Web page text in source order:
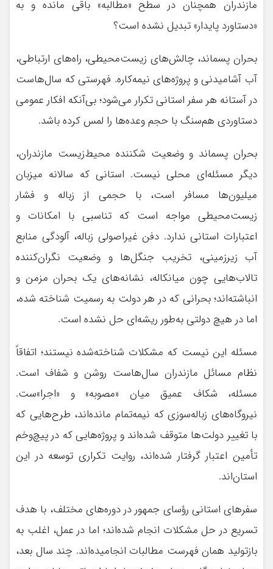
مازندران همچنان در سطح «مطالبه» باقی مانده و به
«دستاورد پایدار» تبدیل نشده است؟
بحران پسماند، چالش‌های زیست‌محیطی، راه‌های ارتباطی،
آب آشامیدنی و پروژه‌های نیمه‌کاره. فهرستی که سال‌هاست
در آستانه هر سفر استانی تکرار می‌شود؛ بی‌آنکه افکار عمومی
دستاوردی هم‌سنگ با حجم وعده‌ها را لمس کرده باشد.
بحران پسماند و وضعیت شکننده محیط‌زیست مازندران،
دیگر مسئله‌ای محلی نیست. استانی که سالانه میزبان
میلیون‌ها مسافر است، با حجمی از زباله و فشار
زیست‌محیطی مواجه است که تناسبی با امکانات و
اعتبارات استانی ندارد. دفن غیراصولی زباله، آلودگی منابع
آب زیرزمینی، تخریب جنگل‌ها و وضعیت نگران‌کننده
تالاب‌هایی چون میانکاله، نشانه‌های یک بحران مزمن و
انباشته‌اند؛ بحرانی که در هر دولت به رسمیت شناخته شده،
اما در هیچ دولتی به‌طور ریشه‌ای حل نشده است.
مسئله این نیست که مشکلات شناخته‌شده نیستند؛ اتفاقاً
نظام مسائل مازندران سال‌هاست روشن و شفاف است.
مسئله، شکاف عمیق میان «مصوبه» و «اجرا»ست.
نیروگاه‌های زباله‌سوزی که نیمه‌تمام مانده‌اند، طرح‌هایی که
با تغییر دولت‌ها متوقف شده‌اند و پروژه‌هایی که در پیچ‌وخم
تأمین اعتبار گرفتار شده‌اند، روایت تکراری توسعه در این
استان‌اند.
سفرهای استانی رؤسای جمهور در دوره‌های مختلف، با هدف
تسریع در حل مشکلات انجام شده‌اند؛ اما در عمل، اغلب به
بازتولید همان فهرست مطالبات انجامیده‌اند. چند سال بعد،